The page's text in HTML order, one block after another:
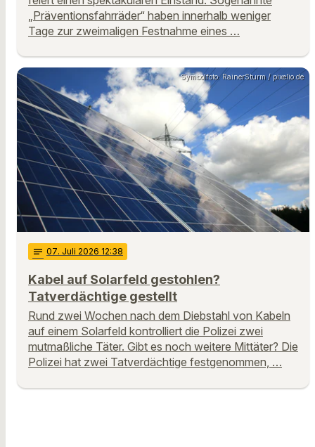
„Präventionsfahrräder“ haben innerhalb weniger
Tage zur zweimaligen Festnahme eines …
Symbolfoto: RainerSturm / pixelio.de
notes 07. Juli 2026 12:38
Kabel auf Solarfeld gestohlen?
Tatverdächtige gestellt
Rund zwei Wochen nach dem Diebstahl von Kabeln
auf einem Solarfeld kontrolliert die Polizei zwei
mutmaßliche Täter. Gibt es noch weitere Mittäter? Die
Polizei hat zwei Tatverdächtige festgenommen, …